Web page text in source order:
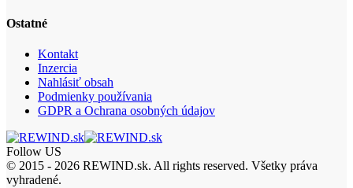
Ostatné
Kontakt
Inzercia
Nahlásiť obsah
Podmienky používania
GDPR a Ochrana osobných údajov
Follow US
© 2015 - 2026 REWIND.sk. All rights reserved. Všetky práva
vyhradené.